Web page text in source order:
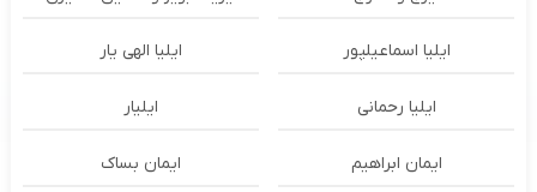
ایلیا اسماعیلپور ایلیا الهی یار
ایلیا رحمانی ایلیار
ایمان ابراهیم ایمان بساک